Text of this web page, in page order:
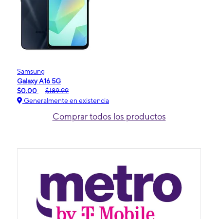
Samsung
Galaxy A16 5G
$0.00
$189.99
Generalmente en existencia
Comprar todos los productos